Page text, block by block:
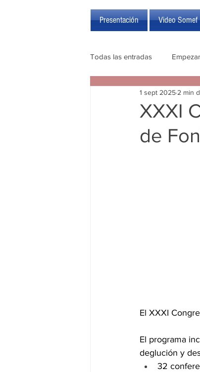
Presentación Video Somef
Todas las entradas
XXXI
de
1 sept 2025 2 min
El XXXI
El programa
deglución y
32